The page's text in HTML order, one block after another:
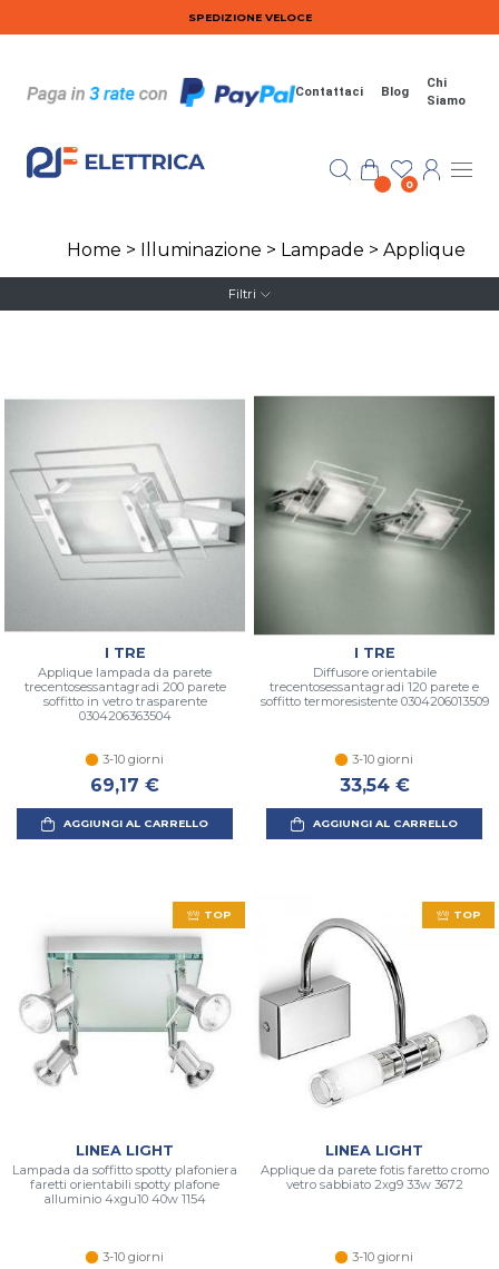
Salta al contenuto principaleSPEDIZIONE VELOCE
Contattaci Blog
Chi
Siamo
0
Home > Illuminazione > Lampade > Applique
Filtri
I TRE
Applique lampada da parete
trecentosessantagradi 200 parete
soffitto in vetro trasparente
0304206363504
3-10 giorni
69,17 €
AGGIUNGI AL CARRELLO
I TRE
Diffusore orientabile
trecentosessantagradi 120 parete e
soffitto termoresistente 0304206013509
3-10 giorni
33,54 €
AGGIUNGI AL CARRELLO
TOP
LINEA LIGHT
Lampada da soffitto spotty plafoniera
faretti orientabili spotty plafone
alluminio 4xgu10 40w 1154
3-10 giorni
TOP
LINEA LIGHT
Applique da parete fotis faretto cromo
vetro sabbiato 2xg9 33w 3672
3-10 giorni